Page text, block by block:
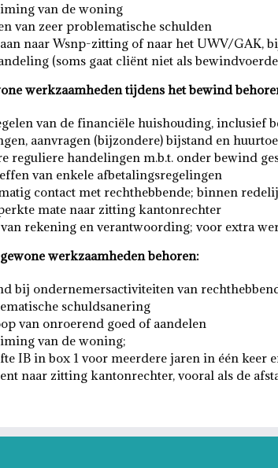
van de woning
van zeer problematische schulden
naar Wsnp-zitting of naar het UWV/GAK,
(soms gaat cliënt niet als
werkzaamheden tijdens het bewind
van de financiële huishouding, inclusief
aanvragen (bijzondere) bijstand en
reguliere handelingen m.b.t. onder bewind
van enkele afbetalingsregelingen
contact met rechthebbende; binnen
mate naar zitting kantonrechter
rekening en verantwoording; voor extra
werkzaamheden behoren:
bij ondernemersactiviteiten van
schuldsanering
van onroerend goed of aandelen
van de woning;
IB in box 1 voor meerdere jaren in één keer
naar zitting kantonrechter, vooral als de